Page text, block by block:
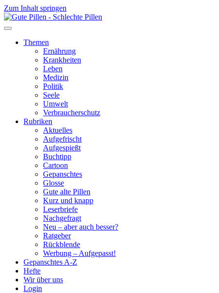
Zum Inhalt springen
Themen
Ernährung
Krankheiten
Leben
Medizin
Politik
Seele
Umwelt
Verbraucherschutz
Rubriken
Aktuelles
Aufgefrischt
Aufgespießt
Buchtipp
Cartoon
Gepanschtes
Glosse
Gute alte Pillen
Kurz und knapp
Leserbriefe
Nachgefragt
Neu – aber auch besser?
Ratgeber
Rückblende
Werbung – Aufgepasst!
Gepanschtes A-Z
Hefte
Wir über uns
Login